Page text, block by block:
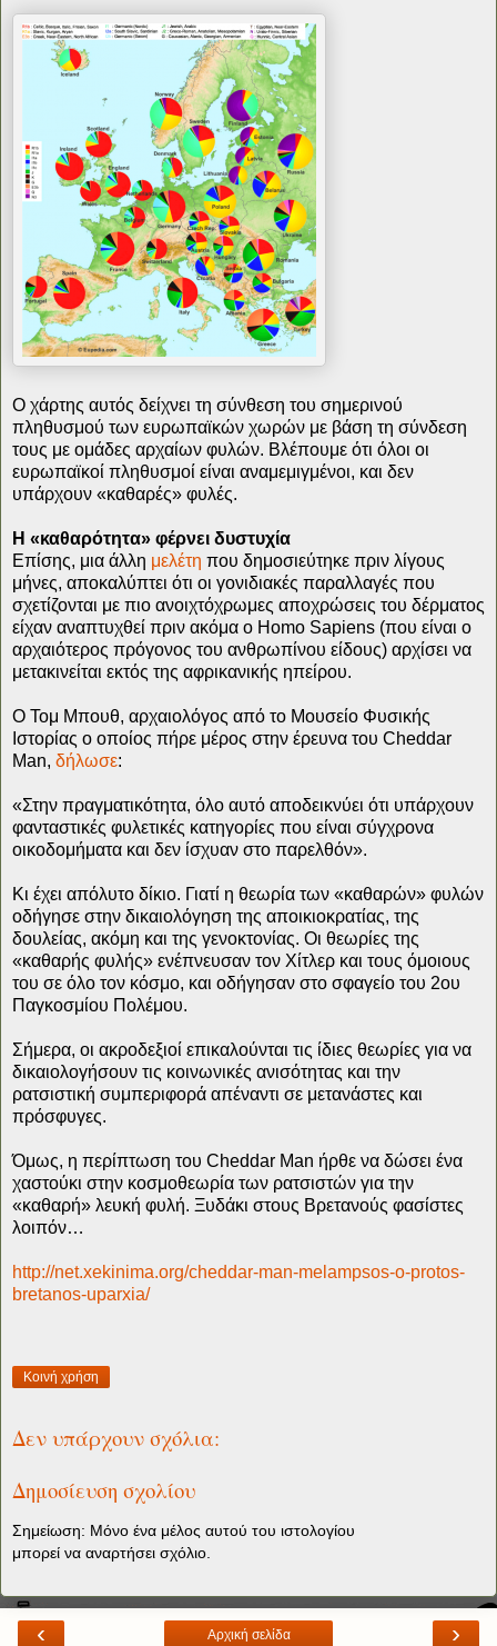
Ο χάρτης αυτός δείχνει τη σύνθεση του σημερινού
πληθυσμού των ευρωπαϊκών χωρών με βάση τη σύνδεση
τους με ομάδες αρχαίων φυλών. Βλέπουμε ότι όλοι οι
ευρωπαϊκοί πληθυσμοί είναι αναμεμιγμένοι, και δεν
υπάρχουν «καθαρές» φυλές.
Η «καθαρότητα» φέρνει δυστυχία
Επίσης, μια άλλη μελέτη που δημοσιεύτηκε πριν λίγους
μήνες, αποκαλύπτει ότι οι γονιδιακές παραλλαγές που
σχετίζονται με πιο ανοιχτόχρωμες αποχρώσεις του δέρματος
είχαν αναπτυχθεί πριν ακόμα ο Homo Sapiens (που είναι ο
αρχαιότερος πρόγονος του ανθρωπίνου είδους) αρχίσει να
μετακινείται εκτός της αφρικανικής ηπείρου.
Ο Τομ Μπουθ, αρχαιολόγος από το Μουσείο Φυσικής
Ιστορίας ο οποίος πήρε μέρος στην έρευνα του Cheddar
Man, δήλωσε:
«Στην πραγματικότητα, όλο αυτό αποδεικνύει ότι υπάρχουν
φανταστικές φυλετικές κατηγορίες που είναι σύγχρονα
οικοδομήματα και δεν ίσχυαν στο παρελθόν».
Κι έχει απόλυτο δίκιο. Γιατί η θεωρία των «καθαρών» φυλών
οδήγησε στην δικαιολόγηση της αποικιοκρατίας, της
δουλείας, ακόμη και της γενοκτονίας. Οι θεωρίες της
«καθαρής φυλής» ενέπνευσαν τον Χίτλερ και τους όμοιους
του σε όλο τον κόσμο, και οδήγησαν στο σφαγείο του 2ου
Παγκοσμίου Πολέμου.
Σήμερα, οι ακροδεξιοί επικαλούνται τις ίδιες θεωρίες για να
δικαιολογήσουν τις κοινωνικές ανισότητας και την
ρατσιστική συμπεριφορά απέναντι σε μετανάστες και
πρόσφυγες.
Όμως, η περίπτωση του Cheddar Man ήρθε να δώσει ένα
χαστούκι στην κοσμοθεωρία των ρατσιστών για την
«καθαρή» λευκή φυλή. Ξυδάκι στους Βρετανούς φασίστες
λοιπόν…
http://net.xekinima.org/cheddar-man-melampsos-o-protos-
bretanos-uparxia/
Κοινή χρήση
Δεν υπάρχουν σχόλια:
Δημοσίευση σχολίου
Σημείωση: Μόνο ένα μέλος αυτού του ιστολογίου
μπορεί να αναρτήσει σχόλιο.
‹ ›
Αρχική σελίδα